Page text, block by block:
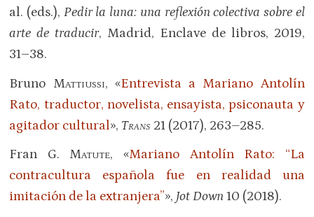
al. (eds.), Pedir la luna: una reflexión colectiva sobre el
arte de traducir, Madrid, Enclave de libros, 2019,
31–38.
Bruno Mattiussi, «Entrevista a Mariano Antolín
Rato, traductor, novelista, ensayista, psiconauta y
agitador cultural», Trans 21 (2017), 263–285.
Fran G. Matute, «Mariano Antolín Rato: “La
contracultura española fue en realidad una
imitación de la extranjera”», Jot Down 10 (2018).